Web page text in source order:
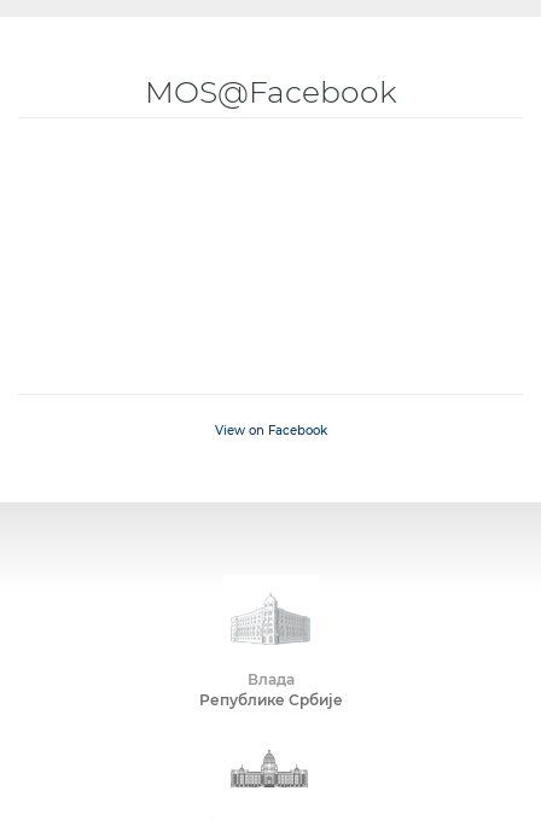
MOS@Facebook
View on Facebook
Влада
Републике Србије